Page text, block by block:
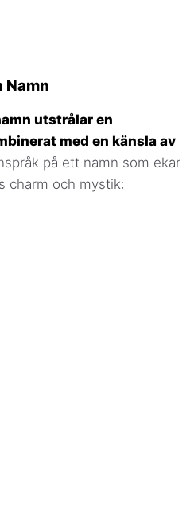
Namn
utstrålar en
med en känsla av
på ett namn som ekar
charm och mystik: